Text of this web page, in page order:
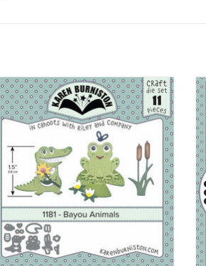
Karen Burniston Karen Burniston Bayou
Animals 1181
TOEVOEGEN AAN WINKELWAGEN